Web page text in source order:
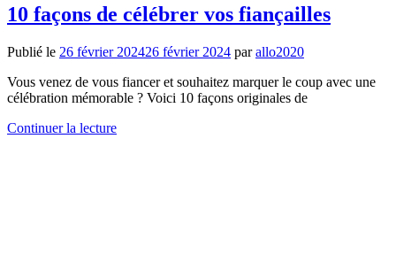
10 façons de célébrer vos fiançailles
Publié le 26 février 202426 février 2024 parallo2020
Vous venez de vous fiancer et souhaitez marquer le coup avec une
célébration mémorable ? Voici 10 façons originales de
Continuer la lecture